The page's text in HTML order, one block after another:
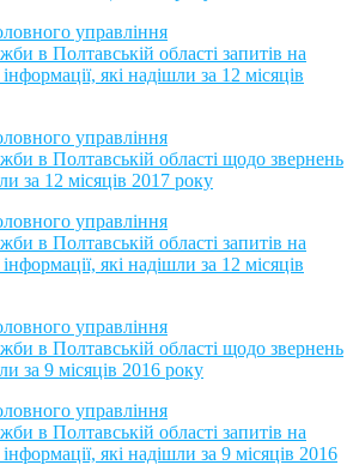
управління
в Полтавській області запитів на
які надішли за 12 місяців
управління
в Полтавській області щодо звернень
за 12 місяців 2017 року
управління
в Полтавській області запитів на
які надішли за 12 місяців
управління
в Полтавській області щодо звернень
за 9 місяців 2016 року
управління
в Полтавській області запитів на
які надішли за 9 місяців 2016